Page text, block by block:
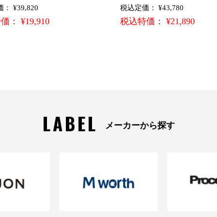
： ¥39,820
： ¥19,910
税込定価： ¥43,780
税込特価： ¥21,890
LABEL メーカーから探す